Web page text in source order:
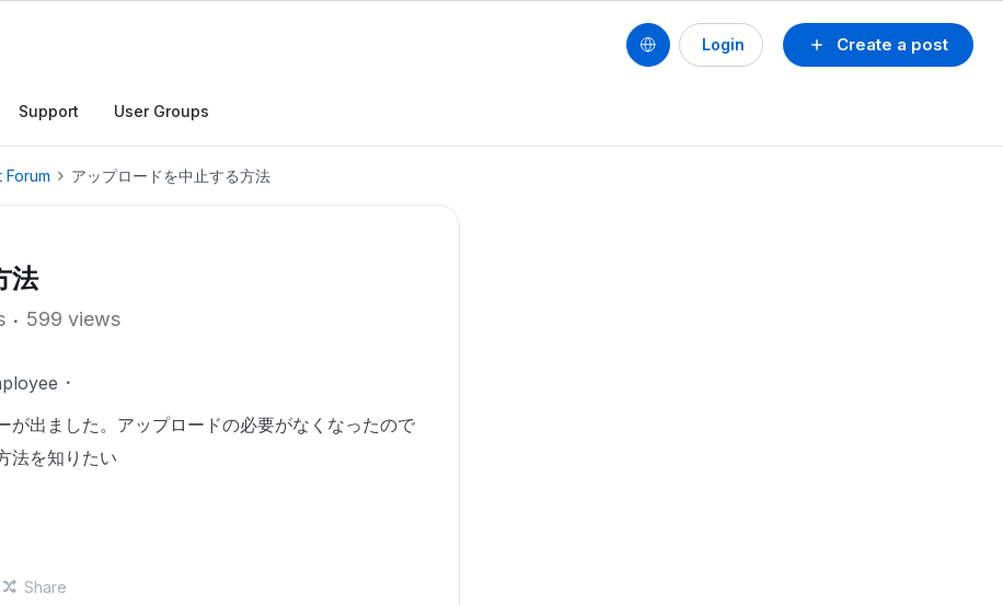
Create a post
Login
Support User Groups
アップロードを中止する方法
法
599 views
が出ました。アップロードの必要がなくなったので
法を知りたい
Share